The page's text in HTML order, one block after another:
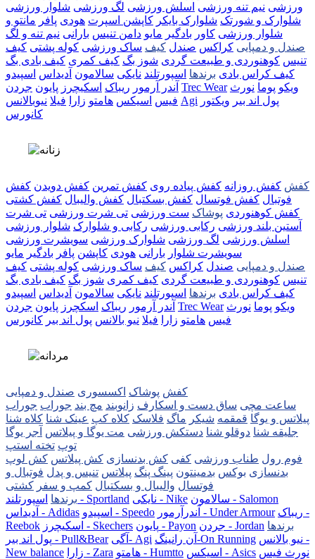
ورزشی نیم تنه ورزشی اسلش ورزشی لگ ورزشی شلوار ورزشی
شلوارک و شورتک شلوارک بایکر کاپشن اسپرت هودی پافر مانتو و
شلوار ورزشی کاور بادگیر مایو دامن تنیس بارانی نیم تنه و لگ
صندل و دمپایی کراکس صندل کیف ساک ورزشی کوله پشتی کیف
تنیس کوهنوردی و طبیعت گردی شوز بگ کیف کمری کیف بادی بگ
کیف کراس بادی برندها اسپورتلند نایکی سالامون آدیداس اسپیدو
آندر آرمور ریباک اسکیچرز پایون جردن Trec Wear ویکو پوما نورث
فیس اسیکس هامتو زارا فیلا نیوبالانس Agi پول اند بیر ویکتور
کانورس
کفش کفش روزانه کفش پیاده روی کفش تمرین کفش دویدن کفش
فوتبال کفش فوتسال کفش بسکتبال کفش والیبال کفش کشتی
کفش کوهنوردی پوشاک ست ورزشی تی شرت ورزشی تی شرت
آستین بلند ورزشی رکابی ورزشی رکابی و شلوارک شلوار ورزشی
اسلش ورزشی لگ ورزشی شلوارک ورزشی سویشرت ورزشی
سویشرت شلوار بارانی هودی کاپشن پافر بادگیر مایو
صندل و دمپایی صندل کراکس کیف ساک ورزشی کوله پشتی کیف
تنیس کوهنوردی و طبیعت گردی کیف کمری شوز بگ کیف بادی بگ
کیف کراس بادی برندها اسپورتلند نایکی سالامون آدیداس اسپیدو
آندر آرمور ریباک اسکچرز پایون جردن Trec Wear ویکو پوما نورث
فیس هامتو زارا فیلا نیو بالانس پول اند بیر کانورس
کفش پوشاک اکسسوری صندل و دمپایی
ساعت مچی ساق دست و اسکارف زانوبند مچ بند جوراب جوراب
پیلاتس و یوگا قمقمه شیکر ماگ فلاسک کلاه کپ عینک شنا کلاه شنا
جلیقه شنا دوقلو شنا دستکش ورزشی مت یوگا و پیلاتس آجر یوگا
توپ تخته استپ
فوم رول طناب ورزشی کفی کش بدنسازی کش پیلاتس کش لوپ
بدنسازی بوکس بدمینتون پینگ پنگ پیلاتس تنیس و پدل فوتبال و
فوتسال والیبال و بسکتبال کمپ و سفر کشتی
برندها اسپورتلند - Sportland نایکی - Nike
سالامون - Salomon
آدیداس - Adidas
اسپیدو - Speedo آندرآرمور - Under Armour ریباک -
Reebok
اسکیچرز - Skechers پایون - Payon جردن - Jordan برندها
پول اند بیر - Pull&Bear
آگی- Agi آن رانینگ-On Running نیو بالانس -
New balance
زارا - Zara هامتو - Humtto اسیکس - Asics نورث فیس